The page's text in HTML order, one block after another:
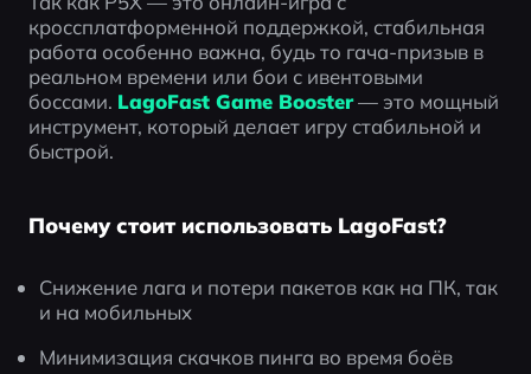
кроссплатформенной поддержкой, стабильная
работа особенно важна, будь то гача-призыв в
реальном времени или бои с ивентовыми
боссами. LagoFast Game Booster— это мощный
инструмент, который делает игру стабильной и
быстрой.
Почему стоит использовать LagoFast?
Снижение лага и потери пакетов как на ПК, так
и на мобильных
Минимизация скачков пинга во время боёв